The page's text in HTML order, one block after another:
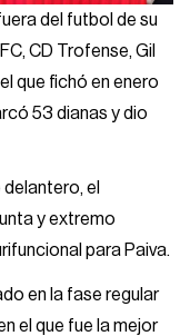
del futbol de su
CD Trofense, Gil
que fichó en enero
53 dianas y dio
el
y extremo
para Paiva.
en la fase regular
el que fue la mejor